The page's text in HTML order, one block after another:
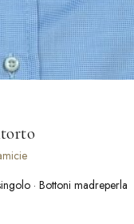
· Bottoni madreperla
140,00 €.
€.